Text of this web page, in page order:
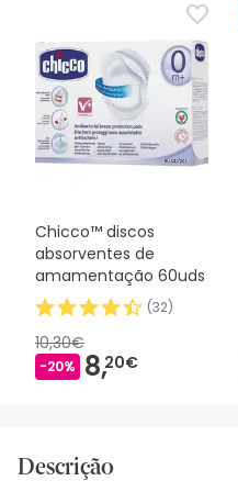
Chicco™ discos
absorventes de
amamentação 60uds
(32)
10,30€
-20% 8,20€
Descrição